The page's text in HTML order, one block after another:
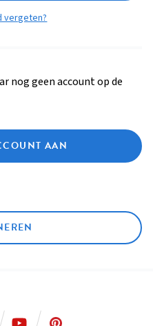
vergeten?
nog geen account op de
AAN